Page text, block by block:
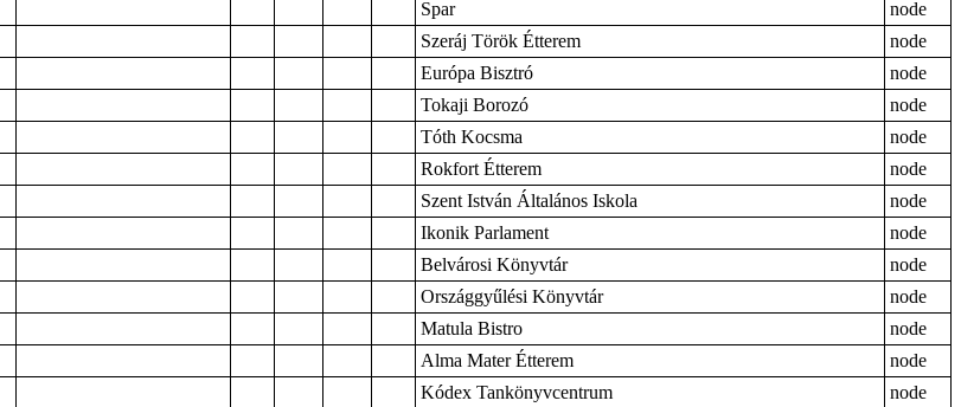
Spar
node
Szeráj Török Étterem
node
Európa Bisztró
node
Tokaji Borozó
node
Tóth Kocsma
node
Rokfort Étterem
node
Szent István Általános Iskola
node
Ikonik Parlament
node
Belvárosi Könyvtár
node
Országgyűlési Könyvtár
node
Matula Bistro
node
Alma Mater Étterem
node
Kódex Tankönyvcentrum
node